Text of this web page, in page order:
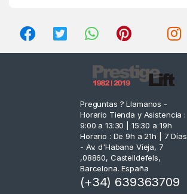
Preguntas ? Llamanos -
Horario Tienda y Asistencia :
9:00 a 13:30 | 15:30 a 19h
Horario : De 9h a 21h | 7 Días
- Av. d'Habana Vieja, 7
,08860, Castelldefels,
Barcelona. España
(+34) 639363709